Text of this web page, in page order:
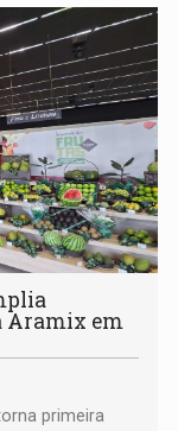
Aramix em
primeira